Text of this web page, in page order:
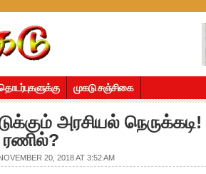
முகடு சஞ்சிகை
அரசியல்
20, 2018 AT 3:52 AM